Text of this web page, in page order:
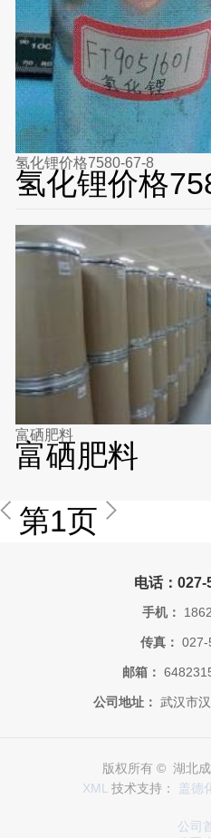
氢化锂价格7580-67-8
氢化锂价格
富硒肥料
富硒肥料
第1页
电话：
手机：
传真： 027-
邮箱：
公司地址： 武汉市
版权所有 © 湖北
XML
技术支持： 盖德
公司